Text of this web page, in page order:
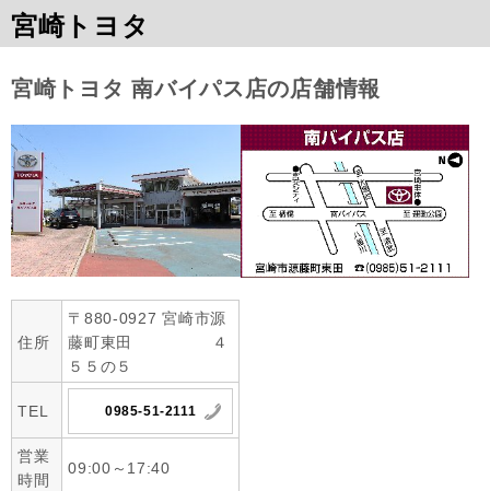
宮崎トヨタ
宮崎トヨタ 南バイパス店の店舗情報
住所
〒880-0927 宮崎市源
藤町東田 ４
５５の５
TEL 0985-51-2111
営業
時間
09:00～17:40